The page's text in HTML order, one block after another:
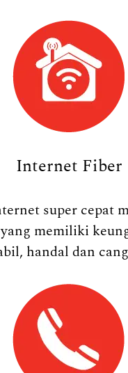
Internet Fiber
super cepat
memiliki
handal dan